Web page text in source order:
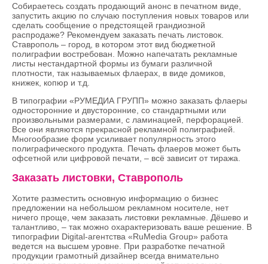
Собираетесь создать продающий анонс в печатном виде,
запустить акцию по случаю поступления новых товаров или
сделать сообщение о предстоящей грандиозной
распродаже? Рекомендуем заказать печать листовок.
Ставрополь – город, в котором этот вид бюджетной
полиграфии востребован. Можно напечатать рекламные
листы нестандартной формы из бумаги различной
плотности, так называемых флаерах, в виде домиков,
книжек, копюр и т.д.
В типографии «РУМЕДИА ГРУПП» можно заказать флаеры
односторонние и двусторонние, со стандартными или
произвольными размерами, с ламинацией, перфорацией.
Все они являются прекрасной рекламной полиграфией.
Многообразие форм усиливает популярность этого
полиграфического продукта. Печать флаеров может быть
офсетной или цифровой печати, – всё зависит от тиража.
Заказать листовки, Ставрополь
Хотите разместить основную информацию о бизнес
предложении на небольшом рекламном носителе, нет
ничего проще, чем заказать листовки рекламные. Дёшево и
талантливо, – так можно охарактеризовать ваше решение. В
типографии Digital-агентства «RuMedia Group» работа
ведется на высшем уровне. При разработке печатной
продукции грамотный дизайнер всегда внимательно